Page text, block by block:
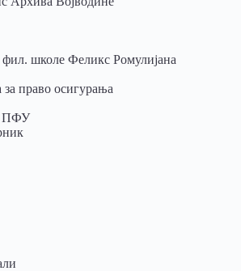
школе Феликс Ромулијана
за право осигурања
ПФУ